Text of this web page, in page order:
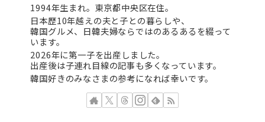
1994年生まれ。東京都中央区在住。
日本歴10年越えの夫と子との暮らしや、
韓国グルメ、日韓夫婦ならではのあるあるを綴って
います。
2026年に第一子を出産しました。
出産後は子連れ目線の記事も多くなっています。
韓国好きのみなさまの参考になれば幸いです。